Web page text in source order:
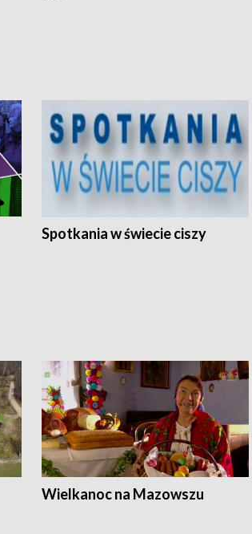
Spotkania w świecie ciszy
Wielkanoc na Mazowszu